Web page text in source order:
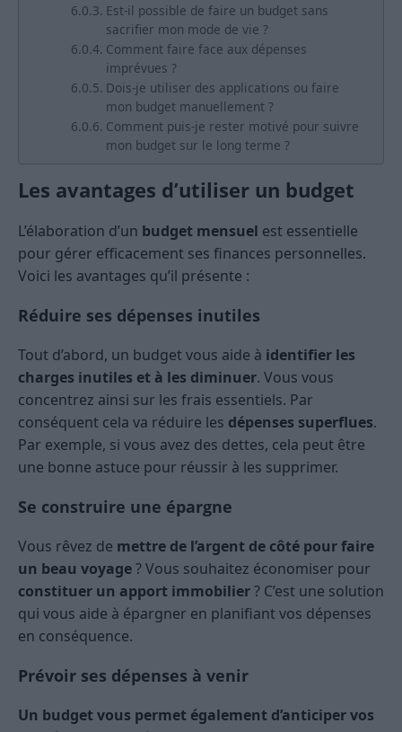
Est-il possible de faire un budget sans
sacrifier mon mode de vie ?
Comment faire face aux dépenses
imprévues ?
Dois-je utiliser des applications ou faire
mon budget manuellement ?
Comment puis-je rester motivé pour suivre
mon budget sur le long terme ?
Les avantages d’utiliser un budget
L’élaboration d’un budget mensuel est essentielle
pour gérer efficacement ses finances personnelles.
Voici les avantages qu’il présente :
Réduire ses dépenses inutiles
Tout d’abord, un budget vous aide à identifier les
charges inutiles et à les diminuer. Vous vous
concentrez ainsi sur les frais essentiels. Par
conséquent cela va réduire les dépenses superflues.
Par exemple, si vous avez des dettes, cela peut être
une bonne astuce pour réussir à les supprimer.
Se construire une épargne
Vous rêvez de mettre de l’argent de côté pour faire
un beau voyage? Vous souhaitez économiser pour
constituer un apport immobilier? C’est une solution
qui vous aide à épargner en planifiant vos dépenses
en conséquence.
Prévoir ses dépenses à venir
Un budget vous permet également d’anticiper vos